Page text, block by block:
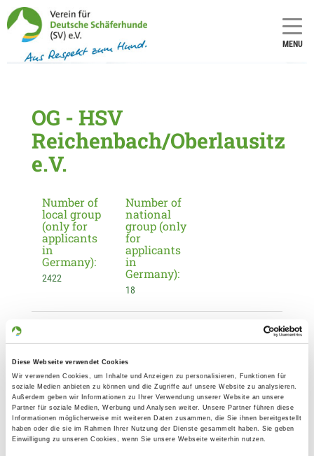
Diese Webseite verwendet Cookies
Wir verwenden Cookies, um Inhalte und Anzeigen zu personalisieren, Funktionen für
soziale Medien anbieten zu können und die Zugriffe auf unsere Website zu analysieren.
Außerdem geben wir Informationen zu Ihrer Verwendung unserer Website an unsere
Partner für soziale Medien, Werbung und Analysen weiter. Unsere Partner führen diese
Informationen möglicherweise mit weiteren Daten zusammen, die Sie ihnen bereitgestellt
haben oder die sie im Rahmen Ihrer Nutzung der Dienste gesammelt haben. Sie geben
Einwilligung zu unseren Cookies, wenn Sie unsere Webseite weiterhin nutzen.
MENU
OG - HSV
Reichenbach/Oberlausitz
e.V.
Number of
local group
(only for
applicants
in
Germany):
2422
Number of
national
group (only
for
applicants
in
Germany):
18
Contact:
Christian Kutsche
Niederhof 15
02894 Reichenbach
Training ground: